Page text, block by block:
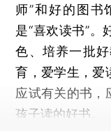
师”和好的图书
是“喜欢读书”。
色、培养一批
育，爱学生，爱
应试有关的书，
孩子读的好书。